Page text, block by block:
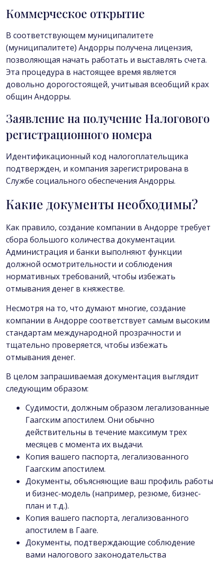
Коммерческое открытие
В соответствующем муниципалитете
(муниципалитете) Андорры получена лицензия,
позволяющая начать работать и выставлять счета.
Эта процедура в настоящее время является
довольно дорогостоящей, учитывая всеобщий крах
общин Андорры.
Заявление на получение Налогового
регистрационного номера
Идентификационный код налогоплательщика
подтвержден, и компания зарегистрирована в
Службе социального обеспечения Андорры.
Какие документы необходимы?
Как правило, создание компании в Андорре требует
сбора большого количества документации.
Администрация и банки выполняют функции
должной осмотрительности и соблюдения
нормативных требований, чтобы избежать
отмывания денег в княжестве.
Несмотря на то, что думают многие, создание
компании в Андорре соответствует самым высоким
стандартам международной прозрачности и
тщательно проверяется, чтобы избежать
отмывания денег.
В целом запрашиваемая документация выглядит
следующим образом:
Судимости, должным образом легализованные
Гаагским апостилем. Они обычно
действительны в течение максимум трех
месяцев с момента их выдачи.
Копия вашего паспорта, легализованного
Гаагским апостилем.
Документы, объясняющие ваш профиль работы
и бизнес-модель (например, резюме, бизнес-
план и т.д.).
Копия вашего паспорта, легализованного
апостилем в Гааге.
Документы, подтверждающие соблюдение
вами налогового законодательства